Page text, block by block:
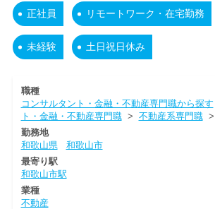
正社員 リモートワーク・在宅勤務
未経験 土日祝日休み
職種
コンサルタント・金融・不動産専門職から探す
ト・金融・不動産専門職> 不動産系専門職>
勤務地
和歌山県
和歌山市
最寄り駅
和歌山市駅
業種
不動産